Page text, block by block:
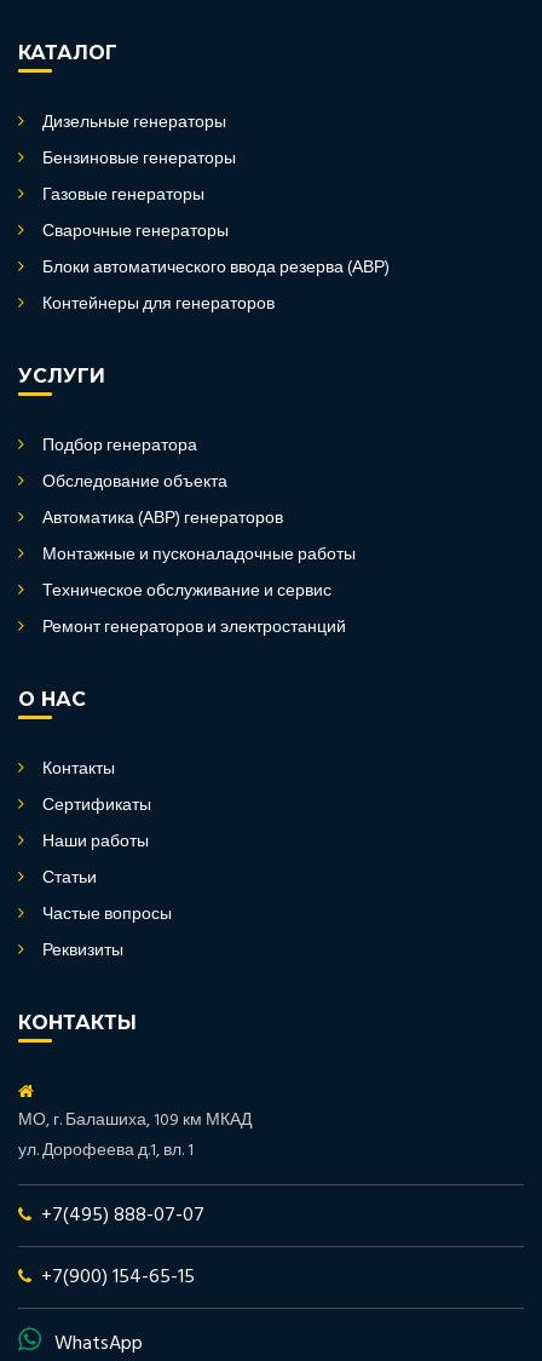
КАТАЛОГ
Дизельные генераторы
Бензиновые генераторы
Газовые генераторы
Сварочные генераторы
Блоки автоматического ввода резерва (АВР)
Контейнеры для генераторов
УСЛУГИ
Подбор генератора
Обследование объекта
Автоматика (АВР) генераторов
Монтажные и пусконаладочные работы
Техническое обслуживание и сервис
Ремонт генераторов и электростанций
О НАС
Контакты
Сертификаты
Наши работы
Статьи
Частые вопросы
Реквизиты
КОНТАКТЫ
МО, г. Балашиха, 109 км МКАД
ул. Дорофеева д.1, вл. 1
+7(495) 888-07-07
+7(900) 154-65-15
WhatsApp